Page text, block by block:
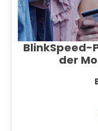
BlinkSpeed-
der